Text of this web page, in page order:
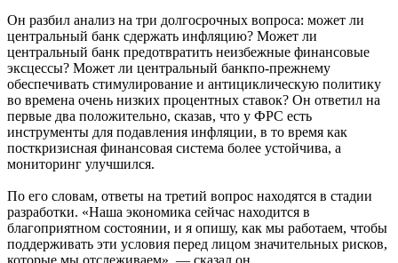
Он разбил анализ на три долгосрочных вопроса: может ли
центральный банк сдержать инфляцию? Может ли
центральный банк предотвратить неизбежные финансовые
эксцессы? Может ли центральный банкпо-прежнему
обеспечивать стимулирование и антициклическую политику
во времена очень низких процентных ставок? Он ответил на
первые два положительно, сказав, что у ФРС есть
инструменты для подавления инфляции, в то время как
посткризисная финансовая система более устойчива, а
мониторинг улучшился.
По его словам, ответы на третий вопрос находятся в стадии
разработки. «Наша экономика сейчас находится в
благоприятном состоянии, и я опишу, как мы работаем, чтобы
поддерживать эти условия перед лицом значительных рисков,